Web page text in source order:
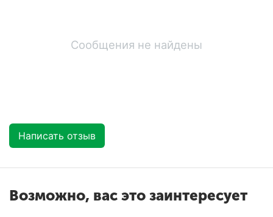
Сообщения не найдены
Написать отзыв
Возможно, вас это заинтересует